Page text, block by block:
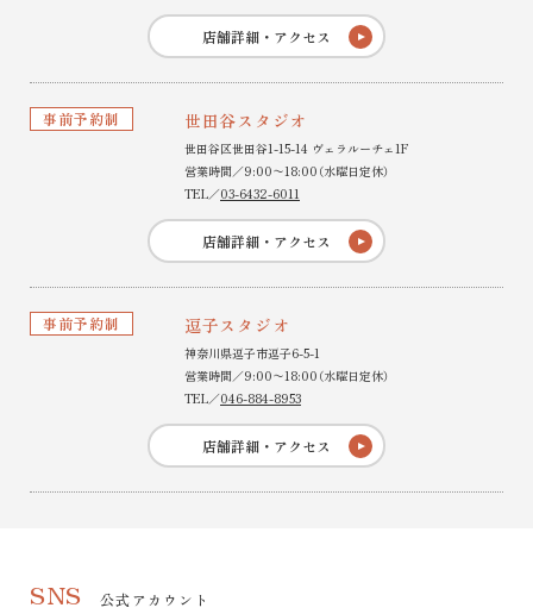
店舗詳細・アクセス
事前予約制 世田谷スタジオ
世田谷区世田谷1-15-14 ヴェラルーチェ1F
営業時間／9:00〜18:00（水曜日定休）
TEL／03-6432-6011
店舗詳細・アクセス
事前予約制 逗子スタジオ
神奈川県逗子市逗子6-5-1
営業時間／9:00〜18:00（水曜日定休）
TEL／046-884-8953
店舗詳細・アクセス
SNS 公式アカウント